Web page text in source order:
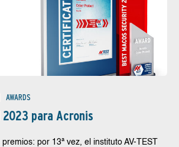
AWARDS
2023 para Acronis
por 13ª vez, el instituto AV-TEST